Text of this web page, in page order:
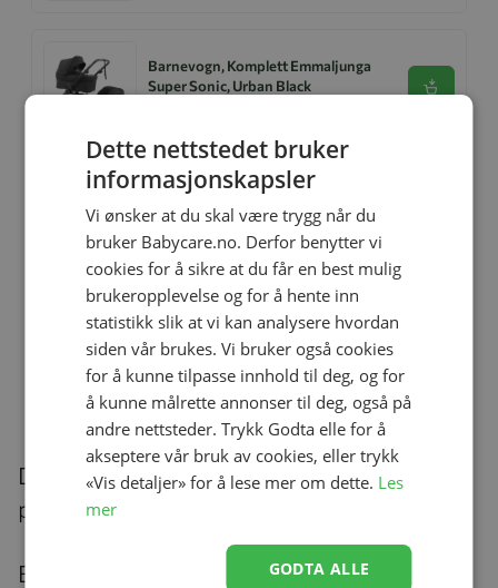
Barnevogn, Komplett Emmaljunga
Super Sonic, Urban Black
Se
Emmaljunga Sittedel, Outdoor
Brown, Ergo+
kr 3 900,00
Emmaljunga Sento Pro Ergo+,
Outdoor Black
kr 14 495,00kr 12 990,00
Beskrivelse
Du kan også være interessert i følgende
produkter
Dette nettstedet bruker
informasjonskapsler
Vi ønsker at du skal være trygg når du
bruker Babycare.no. Derfor benytter vi
cookies for å sikre at du får en best mulig
brukeropplevelse og for å hente inn
statistikk slik at vi kan analysere hvordan
siden vår brukes. Vi bruker også cookies
for å kunne tilpasse innhold til deg, og for
å kunne målrette annonser til deg, også på
andre nettsteder. Trykk Godta elle for å
akseptere vår bruk av cookies, eller trykk
«Vis detaljer» for å lese mer om dette. Les
mer
GODTA ALLE